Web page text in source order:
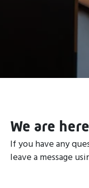
We are
If you have any
leave a message